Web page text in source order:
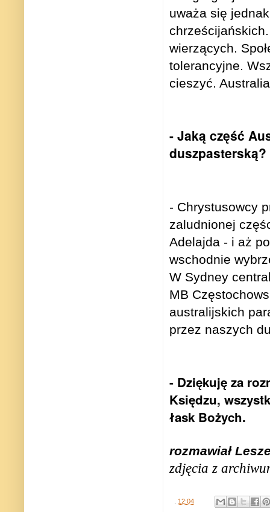
uważa się
wierzących.
tolerancyjne.
cieszyć.
- Jaką część
duszpasterską?
- Chrystusowcy
zaludnionej
Adelajda - i aż
wschodnie
W Sydney
MB
australijskich
przez naszych
- Dziękuję za
Księdzu,
łask Bożych.
rozmawiał
zdjęcia z
12:04